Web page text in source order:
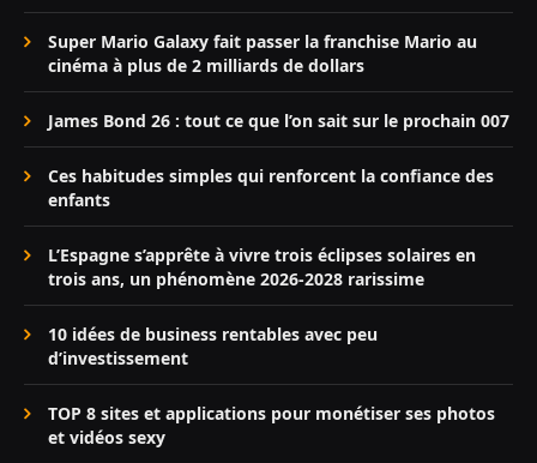
Super Mario Galaxy fait passer la franchise Mario au
cinéma à plus de 2 milliards de dollars
James Bond 26 : tout ce que l’on sait sur le prochain 007
Ces habitudes simples qui renforcent la confiance des
enfants
L’Espagne s’apprête à vivre trois éclipses solaires en
trois ans, un phénomène 2026-2028 rarissime
10 idées de business rentables avec peu
d’investissement
TOP 8 sites et applications pour monétiser ses photos
et vidéos sexy